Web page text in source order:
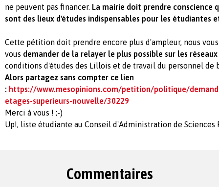
ne peuvent pas financer. La mairie doit prendre conscience
sont des lieux d'études indispensables pour les étudiantes
Cette pétition doit prendre encore plus d'ampleur, nous
vous demander de la relayer le plus possible sur les
conditions d'études des Lillois et de travail du personnel de
Alors partagez sans compter ce lien
: https://www.mesopinions.com/petition/politique/
etages-superieurs-nouvelle/30229
Merci à vous ! ;-)
Up!, liste étudiante au Conseil d'Administration de Sciences
Commentaires